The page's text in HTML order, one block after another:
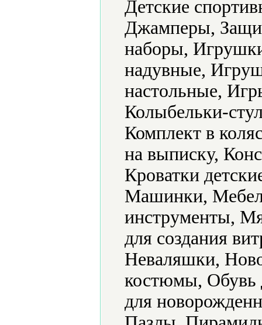
Детские
Джамперы,
наборы,
надувные,
настольные,
Колыбельки-
Комплект в
на выписку,
Кроватки
Машинки,
инструменты,
для создания
Неваляшки,
костюмы, Обувь
для